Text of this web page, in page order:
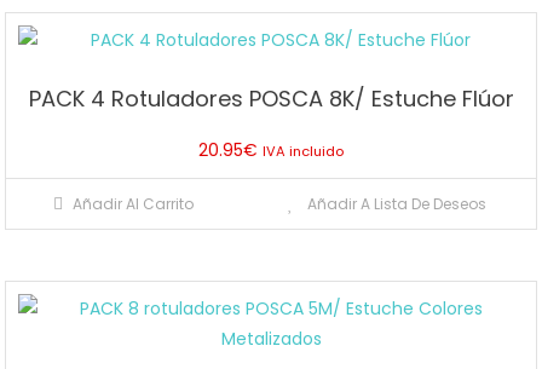
múltiples
variantes.
opciones
elegir
en
página
de
PACK 4 Rotuladores POSCA 8K/ Estuche Flúor
20.95€ IVA incluido
Añadir Al Carrito Añadir A Lista De Deseos